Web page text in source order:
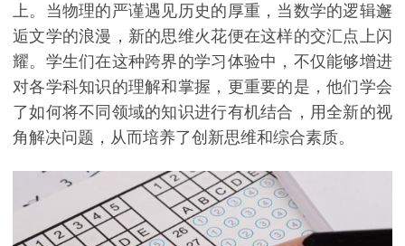
上。当物理的严谨遇见历史的厚重，当数学的逻辑邂
逅文学的浪漫，新的思维火花便在这样的交汇点上闪
耀。学生们在这种跨界的学习体验中，不仅能够增进
对各学科知识的理解和掌握，更重要的是，他们学会
了如何将不同领域的知识进行有机结合，用全新的视
角解决问题，从而培养了创新思维和综合素质。